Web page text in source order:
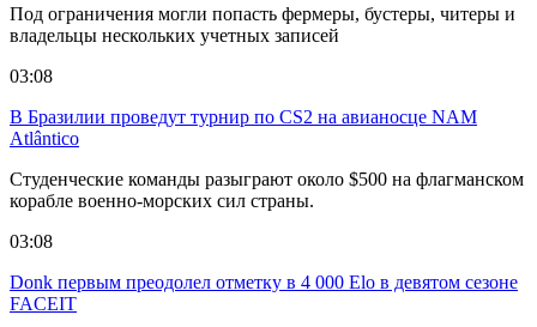
Под ограничения могли попасть фермеры, бустеры, читеры и
владельцы нескольких учетных записей
03:08
В Бразилии проведут турнир по CS2 на авианосце NAM
Atlântico
Студенческие команды разыграют около $500 на флагманском
корабле военно-морских сил страны.
03:08
Donk первым преодолел отметку в 4 000 Elo в девятом сезоне
FACEIT